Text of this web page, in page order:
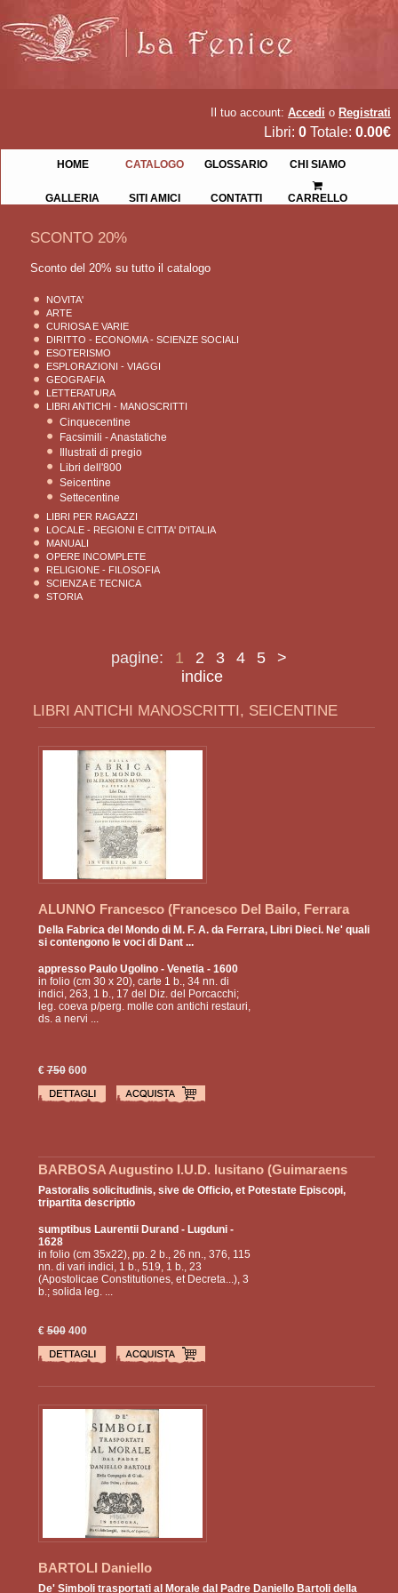
Il tuo account: Accedi o Registrati
Libri: 0 Totale: 0.00€
HOME CATALOGO GLOSSARIO CHI SIAMO
GALLERIA SITI AMICI CONTATTI CARRELLO
SCONTO 20%
Sconto del 20% su tutto il catalogo
NOVITA'
ARTE
CURIOSA E VARIE
DIRITTO - ECONOMIA - SCIENZE SOCIALI
ESOTERISMO
ESPLORAZIONI - VIAGGI
GEOGRAFIA
LETTERATURA
LIBRI ANTICHI - MANOSCRITTI
Cinquecentine
Facsimili - Anastatiche
Illustrati di pregio
Libri dell'800
Seicentine
Settecentine
LIBRI PER RAGAZZI
LOCALE - REGIONI E CITTA' D'ITALIA
MANUALI
OPERE INCOMPLETE
RELIGIONE - FILOSOFIA
SCIENZA E TECNICA
STORIA
pagine: 1 2 3 4 5
>
indice
LIBRI ANTICHI MANOSCRITTI, SEICENTINE
ALUNNO Francesco (Francesco Del Bailo, Ferrara
1485 - Venezia 1556)
Della Fabrica del Mondo di M. F. A. da Ferrara, Libri Dieci. Ne' quali
si contengono le voci di Dant ...
appresso Paulo Ugolino- Venetia - 1600
in folio (cm 30 x 20), carte 1 b., 34 nn. di
indici, 263, 1 b., 17 del Diz. del Porcacchi;
leg. coeva p/perg. molle con antichi restauri,
ds. a nervi ...
€750600
BARBOSA Augustino I.U.D. lusitano (Guimaraens
1590 - Otranto 1649, teologo e canonista, consultore
della Congregazione dell'indice)
Pastoralis solicitudinis, sive de Officio, et Potestate Episcopi,
tripartita descriptio
sumptibus Laurentii Durand - Lugduni -
1628
in folio (cm 35x22), pp. 2 b., 26 nn., 376, 115
nn. di vari indici, 1 b., 519, 1 b., 23
(Apostolicae Constitutiones, et Decreta...), 3
b.; solida leg. ...
€500400
BARTOLI Daniello
De' Simboli trasportati al Morale dal Padre Daniello Bartoli della